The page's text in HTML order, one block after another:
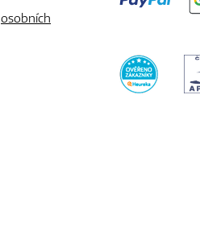
osobních